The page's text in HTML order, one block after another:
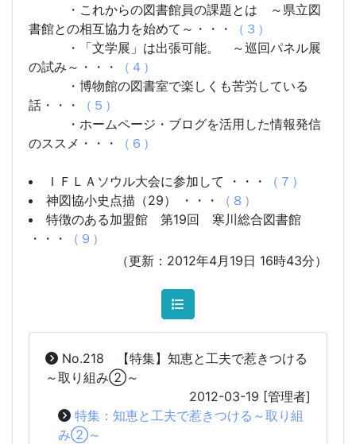
・これからの図書館員の課題とは ～県立図
書館との相互協力を始めて～・・・
（３）
・「文学展」は出張可能。 ～巡回パネル展
の試み～・・・
（４）
・博物館の図書室で楽しくも苦労している
話・・・
（５）
・ホームページ・ブログを活用した情報発信
のススメ・・・
（６）
ＩＦＬＡソウル大会に参加して ・・・
（７）
神図協小史点描（29） ・・・
（８）
特徴のある加盟館 第19回 寒川総合図書館
・・・
（９）
（更新：2012年4月19日 16時43分）
No.218 【特集】知恵と工夫で惹きつける
～取り組み②～
2012-03-19 [管理者]
特集：知恵と工夫で惹きつける～取り組
み②～